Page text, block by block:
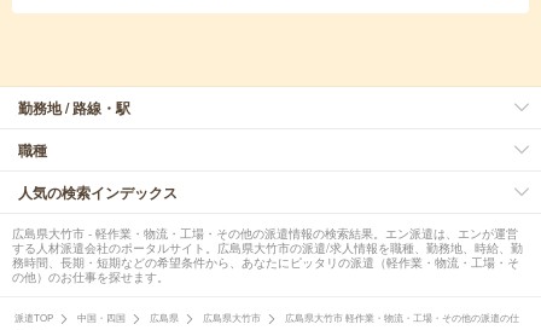
勤務地 / 路線・駅
職種
人気の検索インデックス
広島県大竹市 - 軽作業・物流・工場・その他の派遣情報の検索結果。エン派遣は、エンが運営
する人材派遣会社のポータルサイト。広島県大竹市の派遣/求人情報を職種、勤務地、時給、勤
務時間、長期・短期などの希望条件から、あなたにピッタリの派遣（軽作業・物流・工場・そ
の他）のお仕事を探せます。
派遣TOP 中国・四国 広島県 広島県大竹市
広島県大竹市 軽作業・物流・工場・その他の派遣の仕